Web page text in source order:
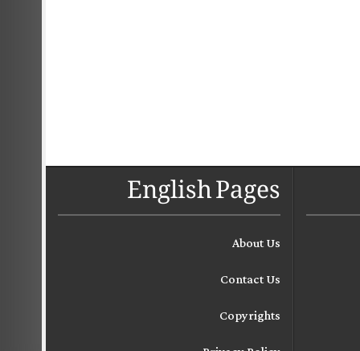
English Pages
About Us
Contact Us
Copyrights